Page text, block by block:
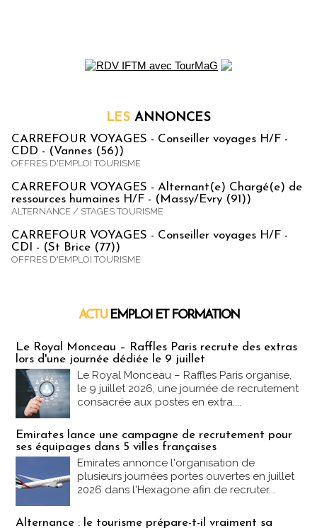
LES ANNONCES
CARREFOUR VOYAGES - Conseiller voyages H/F -
CDD - (Vannes (56))
OFFRES D'EMPLOI TOURISME
CARREFOUR VOYAGES - Alternant(e) Chargé(e) de
ressources humaines H/F - (Massy/Evry (91))
ALTERNANCE / STAGES TOURISME
CARREFOUR VOYAGES - Conseiller voyages H/F -
CDI - (St Brice (77))
OFFRES D'EMPLOI TOURISME
ACTU EMPLOI ET FORMATION
Le Royal Monceau – Raffles Paris recrute des extras
lors d'une journée dédiée le 9 juillet
Le Royal Monceau – Raffles Paris organise,
le 9 juillet 2026, une journée de recrutement
consacrée aux postes en extra....
Emirates lance une campagne de recrutement pour
ses équipages dans 5 villes françaises
Emirates annonce l'organisation de
plusieurs journées portes ouvertes en juillet
2026 dans l'Hexagone afin de recruter...
Alternance : le tourisme prépare-t-il vraiment sa